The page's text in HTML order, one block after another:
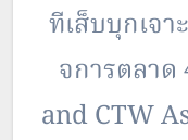
ทีเส็บบุกเจ
จการตลาด
and CTW